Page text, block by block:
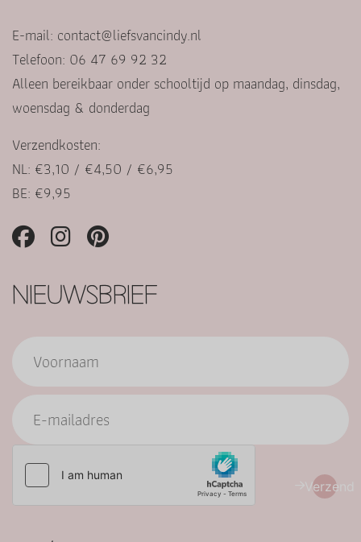
E-mail: contact@liefsvancindy.nl
Telefoon: 06 47 69 92 32
Alleen bereikbaar onder schooltijd op maandag, dinsdag,
woensdag & donderdag
Verzendkosten:
NL: €3,10 / €4,50 / €6,95
BE: €9,95
NIEUWSBRIEF
Verzend